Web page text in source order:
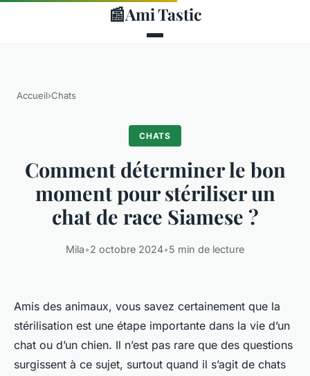
📰Ami Tastic
Accueil›Chats
CHATS
Comment déterminer le bon
moment pour stériliser un
chat de race Siamese ?
Mila•2 octobre 2024•5 min de lecture
Amis des animaux, vous savez certainement que la
stérilisation est une étape importante dans la vie d’un
chat ou d’un chien. Il n’est pas rare que des questions
surgissent à ce sujet, surtout quand il s’agit de chats